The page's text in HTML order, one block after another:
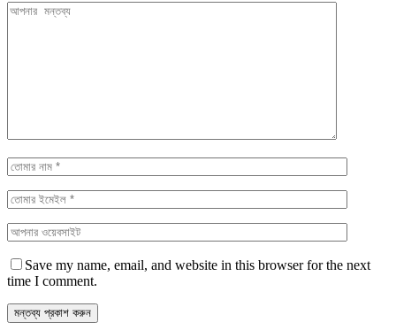
Save my name, email, and website in this browser for the next
time I comment.